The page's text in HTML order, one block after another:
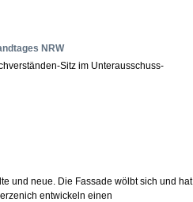
NRW
Sitz im Unterausschuss-
und neue. Die Fassade wölbt sich und hat
entwickeln einen